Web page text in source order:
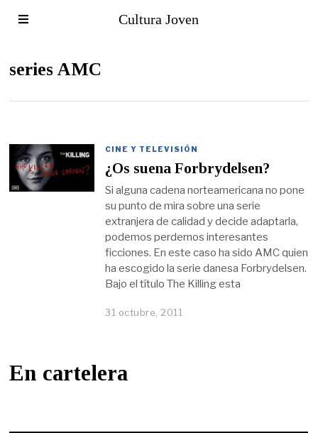
Cultura Joven
series AMC
CINE Y TELEVISIÓN
¿Os suena Forbrydelsen?
Si alguna cadena norteamericana no pone
su punto de mira sobre una serie
extranjera de calidad y decide adaptarla,
podemos perdernos interesantes
ficciones. En este caso ha sido AMC quien
ha escogido la serie danesa Forbrydelsen.
Bajo el título The Killing esta
31 octubre, 2011
En cartelera